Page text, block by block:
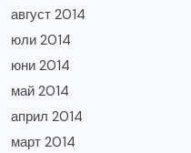
август 2014
юли 2014
юни 2014
май 2014
април 2014
март 2014